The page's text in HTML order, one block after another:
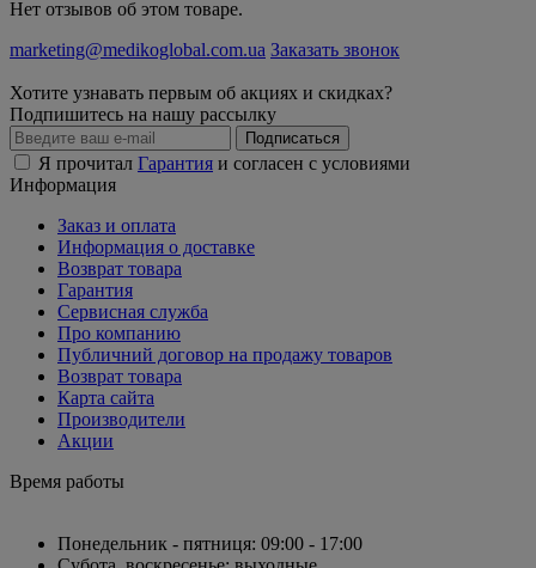
Нет отзывов об этом товаре.
marketing@medikoglobal.com.ua Заказать звонок
Хотите узнавать первым об акциях и скидках?
Подпишитесь на нашу рассылку
Подписаться
Я прочитал Гарантия и согласен с условиями
Информация
Заказ и оплата
Информация о доставке
Возврат товара
Гарантия
Сервисная служба
Про компанию
Публичний договор на продажу товаров
Возврат товара
Карта сайта
Производители
Акции
Время работы
Понедельник - пятниця: 09:00 - 17:00